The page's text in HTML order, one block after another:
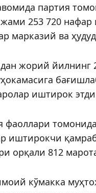
партия
253 720
марказий ва
жорий йилнинг
иштирок
фаоллари
иштирокчи
орқали 812
кўмакка